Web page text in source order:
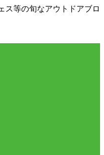
ス等の旬なアウトドアブロ